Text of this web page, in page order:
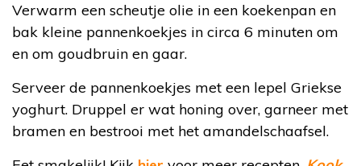
Verwarm een scheutje olie in een koekenpan en
bak kleine pannenkoekjes in circa 6 minuten om
en om goudbruin en gaar.
Serveer de pannenkoekjes met een lepel Griekse
yoghurt. Druppel er wat honing over, garneer met
bramen en bestrooi met het amandelschaafsel.